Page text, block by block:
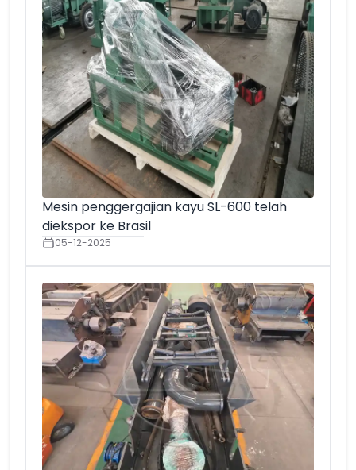
Mesin penggergajian kayu SL-600 telah
diekspor ke Brasil
05-12-2025